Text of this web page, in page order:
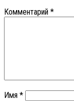
Комментарий *
Имя *